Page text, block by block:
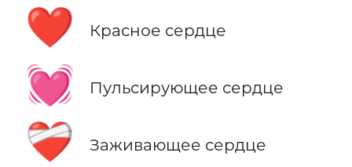
❤️ Красное сердце
💓 Пульсирующее сердце
❤️‍🩹 Заживающее сердце